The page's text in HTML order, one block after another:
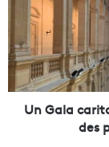
c
a
r
Un Gala
des